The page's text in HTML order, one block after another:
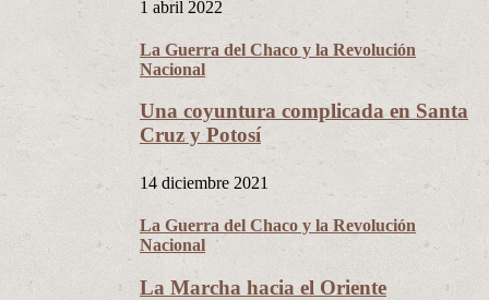
1 abril 2022
La Guerra del Chaco y la Revolución
Nacional
Una coyuntura complicada en Santa
Cruz y Potosí
14 diciembre 2021
La Guerra del Chaco y la Revolución
Nacional
La Marcha hacia el Oriente